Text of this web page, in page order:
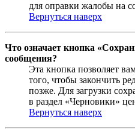
для оправки жалобы на
Вернуться наверх
Что означает кнопка
сообщения?
Эта кнопка позволяет
того, чтобы закончить
позже. Для загрузки
в раздел «Черновики»
Вернуться наверх